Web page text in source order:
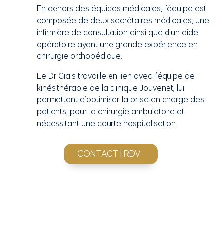
En dehors des équipes médicales, l’équipe est
composée de deux secrétaires médicales, une
infirmière de consultation ainsi que d’un aide
opératoire ayant une grande expérience en
chirurgie orthopédique.
Le Dr Ciais travaille en lien avec l’équipe de
kinésithérapie de la clinique Jouvenet, lui
permettant d’optimiser la prise en charge des
patients, pour la chirurgie ambulatoire et
nécessitant une courte hospitalisation.
CONTACT | RDV